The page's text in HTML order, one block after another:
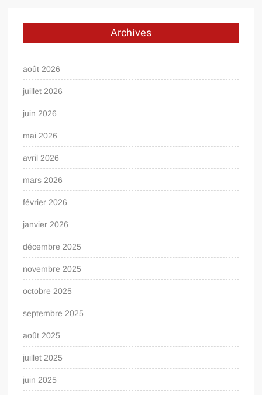
Archives
août 2026
juillet 2026
juin 2026
mai 2026
avril 2026
mars 2026
février 2026
janvier 2026
décembre 2025
novembre 2025
octobre 2025
septembre 2025
août 2025
juillet 2025
juin 2025